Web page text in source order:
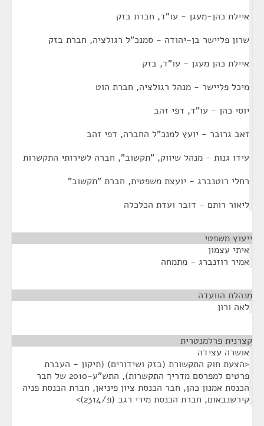
איילת כהן-מעגן - עו"ד, חברת בזק
שרון פליישר בן-יהודה - סמנכ"ל רגולציה, חברת בזק
איילת כהן מעגן - עו"ד, בזק
מיכל פליישר - מנהל רגולציה, חברת הוט
יוסי כהן - עו"ד, דפי זהב
זאב גרובר - יועץ למנכ"ל החברה, דפי זהב
עידו גנות - מנהל שיווק, "תקשוב", חברה לשירותי התקשרות
רחלי רוטנברג - יועצת משפטית, חברת "תקשוב"
ליאור רותם - דובר ועדת הכלכלה
ייעוץ משפטי
איתי עצמון
אמיר רוזנברג - מתמחה
מנהלת הוועדה
לאה ורון
קצרנית פרלמנטרית
אושרה עצידה
<הצעת חוק התקשורת (בזק ושידורים) (תיקון - העברת
פרטים למפרסם מדריך התקשרות), התש"ע-2010 של חבר
הכנסת אמנון כהן, חבר הכנסת ציון פיניאן, חברת הכנסת פניה
קירשנבאום, חברת הכנסת מירי רגב (פ/2314)>